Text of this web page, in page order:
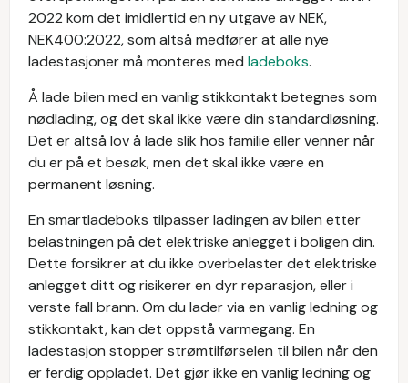
2022 kom det imidlertid en ny utgave av NEK,
NEK400:2022, som altså medfører at alle nye
ladestasjoner må monteres med ladeboks.
Å lade bilen med en vanlig stikkontakt betegnes som
nødlading, og det skal ikke være din standardløsning.
Det er altså lov å lade slik hos familie eller venner når
du er på et besøk, men det skal ikke være en
permanent løsning.
En smartladeboks tilpasser ladingen av bilen etter
belastningen på det elektriske anlegget i boligen din.
Dette forsikrer at du ikke overbelaster det elektriske
anlegget ditt og risikerer en dyr reparasjon, eller i
verste fall brann. Om du lader via en vanlig ledning og
stikkontakt, kan det oppstå varmegang. En
ladestasjon stopper strømtilførselen til bilen når den
er ferdig oppladet. Det gjør ikke en vanlig ledning og